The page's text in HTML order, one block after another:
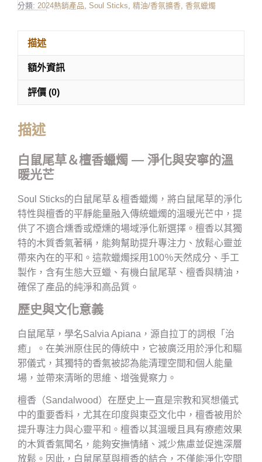
+
分類: 2024熱銷產品 Soul Sticks 精油/香氛擴香 香氛蠟燭
描述
額外資訊
評價 (0)
描述
白鼠尾草＆檀香蠟燭 — 淨化與安寧的溫
暖光芒
Soul Sticks的白鼠尾草＆檀香蠟燭，將白鼠尾草的淨化
特性與檀香的平靜能量融入傳統蠟燭的溫暖光芒中，提
供了不適合燻香或煙燻的場域淨化新選擇。檀香以其獨
特的木質香氣著稱，能夠幫助提升專注力、放鬆心靈並
帶來內在的平和。這款蠟燭採用100％天然成分、手工
製作，含有生態大豆蠟、有機白鼠尾草、檀香與精油，
確保了產品的純淨和高品質。
歷史與文化意義
白鼠尾草，學名Salvia Apiana，源自拉丁的詞根「治
癒」。在美洲原住民的傳統中，它被廣泛用於淨化和驅
邪儀式，其獨特的香氣被認為能清理空間和個人能量
場，並帶來清晰的思維、增強覺察力。
檀香（Sandalwood）在歷史上一直是宗教和冥想儀式
中的重要香料，尤其在印度與東亞文化中，檀香被用於
提升專注力與心靈平和。檀香以其溫暖且具有療癒效果
的木質香氣聞名，能夠安撫情緒、減少焦慮並促進深層
放鬆。因此，白鼠尾草與檀香的結合，不僅能淨化空間